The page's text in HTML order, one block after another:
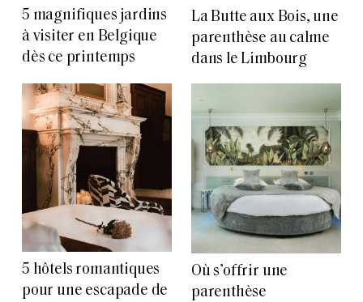
5 magnifiques jardins
à visiter en Belgique
dès ce printemps
La Butte aux Bois, une
parenthèse au calme
dans le Limbourg
5 hôtels romantiques
pour une escapade de
Où s’offrir une
parenthèse